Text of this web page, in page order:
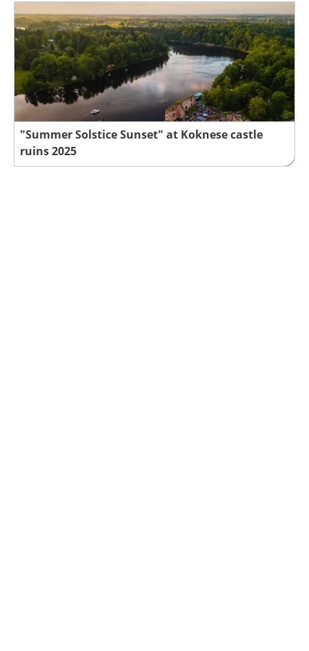
"Summer Solstice Sunset" at Koknese castle
ruins 2025